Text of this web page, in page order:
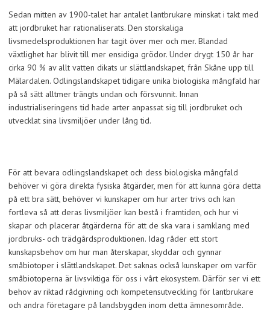
Sedan mitten av 1900-talet har antalet lantbrukare minskat i takt med
att jordbruket har rationaliserats. Den storskaliga
livsmedelsproduktionen har tagit över mer och mer. Blandad
växtlighet har blivit till mer ensidiga grödor. Under drygt 150 år har
cirka 90 % av allt vatten dikats ur slättlandskapet, från Skåne upp till
Mälardalen. Odlingslandskapet tidigare unika biologiska mångfald har
på så sätt alltmer trängts undan och försvunnit. Innan
industrialiseringens tid hade arter anpassat sig till jordbruket och
utvecklat sina livsmiljöer under lång tid.
För att bevara odlingslandskapet och dess biologiska mångfald
behöver vi göra direkta fysiska åtgärder, men för att kunna göra detta
på ett bra sätt, behöver vi kunskaper om hur arter trivs och kan
fortleva så att deras livsmiljöer kan bestå i framtiden, och hur vi
skapar och placerar åtgärderna för att de ska vara i samklang med
jordbruks- och trädgårdsproduktionen. Idag råder ett stort
kunskapsbehov om hur man återskapar, skyddar och gynnar
småbiotoper i slättlandskapet. Det saknas också kunskaper om varför
småbiotoperna är livsviktiga för oss i vårt ekosystem. Därför ser vi ett
behov av riktad rådgivning och kompetensutveckling för lantbrukare
och andra företagare på landsbygden inom detta ämnesområde.